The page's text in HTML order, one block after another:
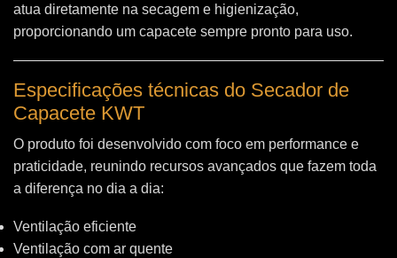
atua diretamente na secagem e higienização,
proporcionando um capacete sempre pronto para uso.
Especificações técnicas do Secador de
Capacete KWT
O produto foi desenvolvido com foco em performance e
praticidade, reunindo recursos avançados que fazem toda
a diferença no dia a dia:
Ventilação eficiente
Ventilação com ar quente